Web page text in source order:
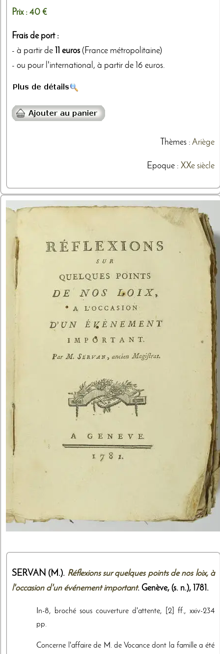
Prix : 40 €
Frais de port :
- à partir de
11 euros (France métropolitaine)
- ou pour l'international, à partir de 16 euros.
Thèmes: Ariège
Epoque : XXe siècle
SERVAN (M.). Réflexions sur quelques points de nos loix, à
l'occasion d'un événement important. Genève, (s. n.), 1781 .
In-8, broché sous couverture d'attente, [2] ff., xxiv-234
pp.
Concerne l'affaire de M. de Vocance dont la famille a été